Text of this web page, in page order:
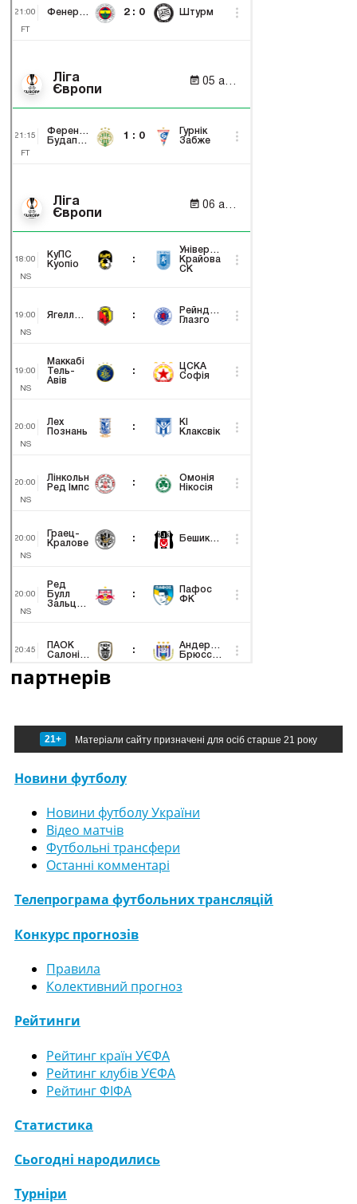
партнерів
21+ Матеріали сайту призначені для осіб старше 21 року
Новини футболу
Новини футболу України
Відео матчів
Футбольні трансфери
Останні комментарі
Телепрограма футбольних трансляцій
Конкурс прогнозів
Правила
Колективний прогноз
Рейтинги
Рейтинг країн УЄФА
Рейтинг клубів УЄФА
Рейтинг ФІФА
Статистика
Сьогодні народились
Турніри